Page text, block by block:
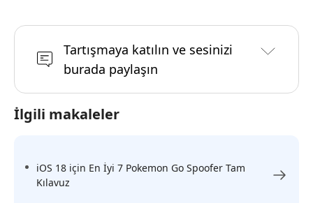
Tartışmaya katılın ve sesinizi
burada paylaşın
İlgili makaleler
iOS 18 için En İyi 7 Pokemon Go Spoofer Tam
Kılavuz